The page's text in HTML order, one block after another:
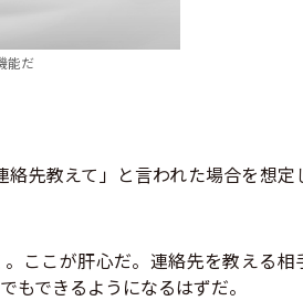
能だ
先教えて」と言われた場合を想定
ここが肝心だ。連絡先を教える相
もできるようになるはずだ。